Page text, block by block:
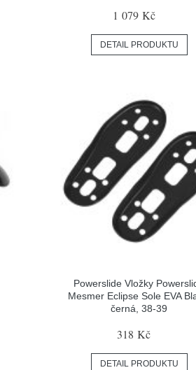
1 079 Kč
DETAIL PRODUKTU
Powerslide Vložky
Mesmer Eclipse Sole EVA
černá, 38-39
318 Kč
DETAIL PRODUKTU